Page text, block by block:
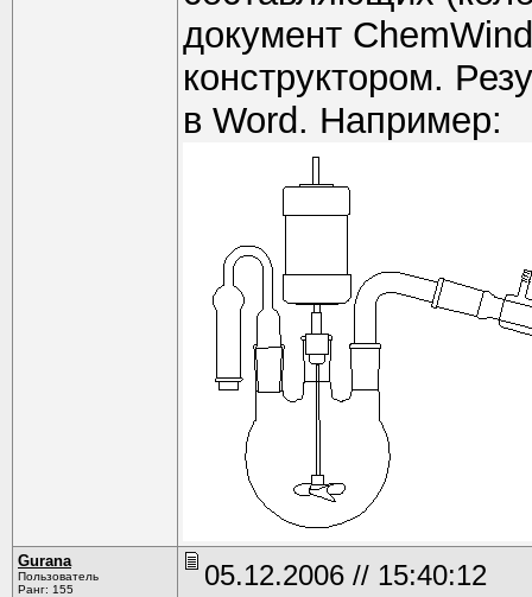
документ
конструктором.
в Word. Например:
Gurana
Пользователь
Ранг: 155
05.12.2006 // 15:40:12